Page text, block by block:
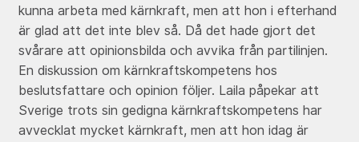
kunna arbeta med kärnkraft, men att hon i efterhand
är glad att det inte blev så. Då det hade gjort det
svårare att opinionsbilda och avvika från partilinjen.
En diskussion om kärnkraftskompetens hos
beslutsfattare och opinion följer. Laila påpekar att
Sverige trots sin gedigna kärnkraftskompetens har
avvecklat mycket kärnkraft, men att hon idag är